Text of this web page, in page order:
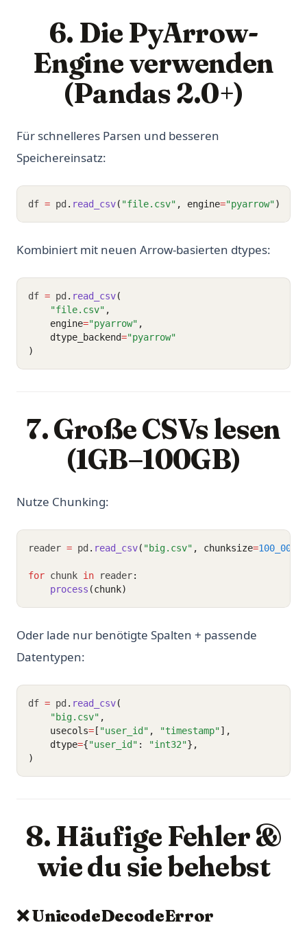
6. Die PyArrow-
Engine verwenden
(Pandas 2.0+)
Für schnelleres Parsen und besseren
Speichereinsatz:
df = pd . read_csv( "file.csv" , engine="pyarrow")
Kombiniert mit neuen Arrow-basierten dtypes:
df = pd . read_csv(
"file.csv" ,
    engine
="pyarrow" ,
    dtype_backend
="pyarrow"
)
7. Große CSVs lesen
(1GB–100GB)
Nutze Chunking:
reader = pd . read_csv( "big.csv" , chunksize=100_000
for chunk in reader:
process (chunk)
Oder lade nur benötigte Spalten + passende
Datentypen:
df = pd . read_csv(
"big.csv" ,
    usecols
= [ "user_id" , "timestamp"],
    dtype
={"user_id" : "int32"},
)
8. Häufige Fehler &
wie du sie behebst
❌ UnicodeDecodeError